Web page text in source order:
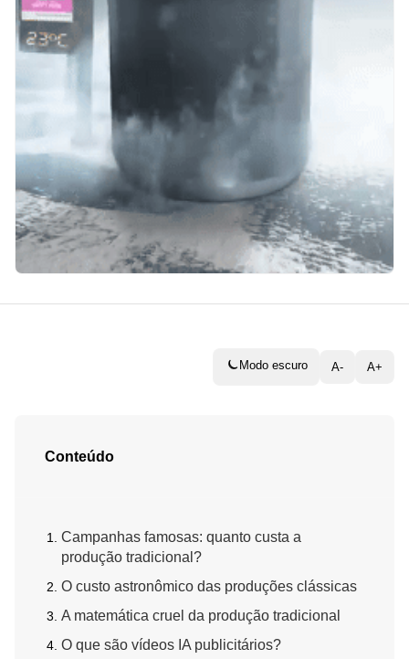
Modo escuro A- A+
Conteúdo
Campanhas famosas: quanto custa a
produção tradicional?
O custo astronômico das produções clássicas
A matemática cruel da produção tradicional
O que são vídeos IA publicitários?